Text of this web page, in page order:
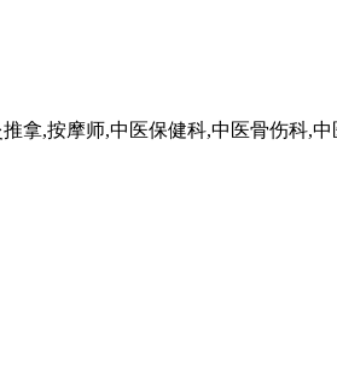
拿,按摩师,中医保健科,中医骨伤科,